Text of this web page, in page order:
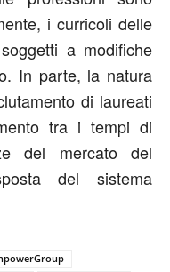
i curricoli delle
a modifiche
In parte, la natura
di laureati
tra i tempi di
del mercato del
del sistema